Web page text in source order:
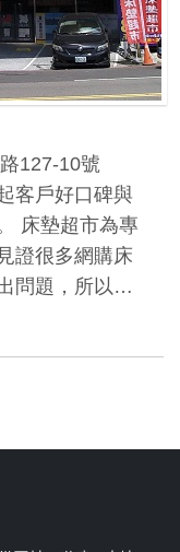
127-10號
客戶好口碑與
床墊超市為專
證很多網購床
問題，所以…